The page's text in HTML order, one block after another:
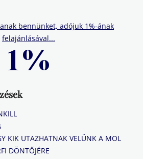
bennünket, adójuk 1%-ának
felajánlásával...
KIK UTAZHATNAK VELÜNK A MOL
DÖNTŐJÉRE